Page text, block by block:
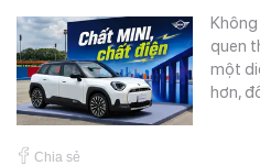
quen
một
hơn,
Chia sẻ